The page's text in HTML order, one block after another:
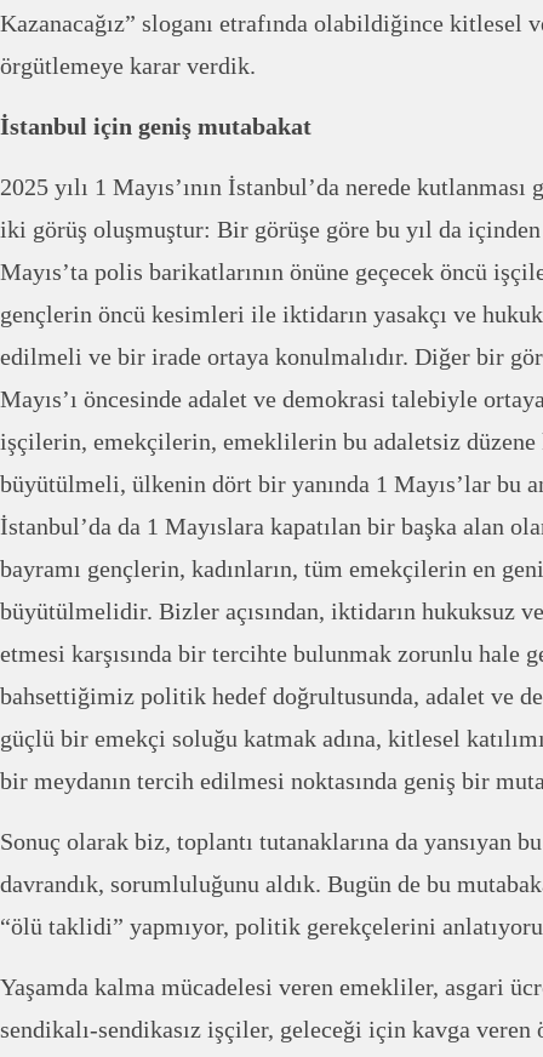
Kazanacağız” sloganı etrafında olabildiğince kitlesel
örgütlemeye karar verdik.
İstanbul için geniş mutabakat
2025 yılı 1 Mayıs’ının İstanbul’da nerede
iki görüş oluşmuştur: Bir görüşe göre bu yıl da
Mayıs’ta polis barikatlarının önüne geçecek öncü
gençlerin öncü kesimleri ile iktidarın yasakçı ve
edilmeli ve bir irade ortaya konulmalıdır. Diğer bir
Mayıs’ı öncesinde adalet ve demokrasi talebiyle
işçilerin, emekçilerin, emeklilerin bu adaletsiz
büyütülmeli, ülkenin dört bir yanında 1 Mayıs’lar bu
İstanbul’da da 1 Mayıslara kapatılan bir başka alan
bayramı gençlerin, kadınların, tüm emekçilerin en
büyütülmelidir. Bizler açısından, iktidarın hukuksuz
etmesi karşısında bir tercihte bulunmak zorunlu hale
bahsettiğimiz politik hedef doğrultusunda, adalet ve
güçlü bir emekçi soluğu katmak adına, kitlesel
bir meydanın tercih edilmesi noktasında geniş bir
Sonuç olarak biz, toplantı tutanaklarına da yansıyan
davrandık, sorumluluğunu aldık. Bugün de bu
“ölü taklidi” yapmıyor, politik gerekçelerini
Yaşamda kalma mücadelesi veren emekliler, asgari
sendikalı-sendikasız işçiler, geleceği için kavga veren